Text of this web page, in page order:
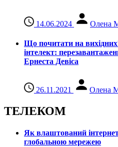
14.06.2024 Олена
Що почитати на
інтелект:
Ернеста Девіса
26.11.2021 Олена
ТЕЛЕКОМ
Як влаштований
глобальною мережею